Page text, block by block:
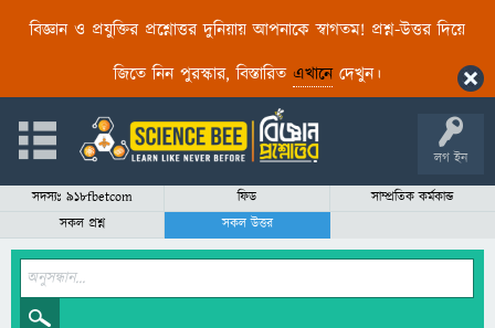
বিজ্ঞান ও প্রযুক্তির প্রশ্নোত্তর দুনিয়ায় আপনাকে স্বাগতম! প্রশ্ন-উত্তর দিয়ে
জিতে নিন পুরস্কার, বিস্তারিত এখানেদেখুন।
লগ ইন
সদস্যঃ 918fbetcom ফিড
সাম্প্রতিক কর্মকান্ড
সকল প্রশ্ন
সকল উত্তর